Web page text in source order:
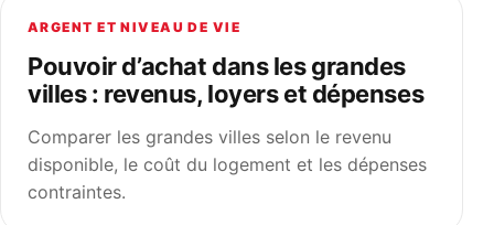
ARGENT ET NIVEAU DE VIE
Pouvoir d’achat dans les grandes
villes : revenus, loyers et dépenses
Comparer les grandes villes selon le revenu
disponible, le coût du logement et les dépenses
contraintes.